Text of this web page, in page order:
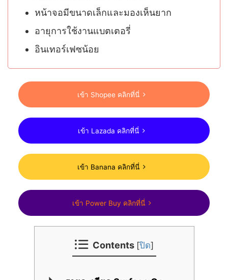
หน้าจอมีขนาดเล็กและมองเห็นยาก
อายุการใช้งานแบตเตอรี่
อินเทอร์เฟซน้อย
เข้า Shopee คลิกที่นี่
เข้า Lazada คลิกที่นี่
เข้า Banana คลิกที่นี่
เข้า Power Buy คลิกที่นี่
Contents [ปิด]